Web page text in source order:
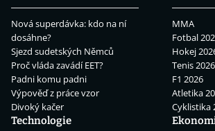
Nová superdávka: kdo na ní
dosáhne?
Sjezd sudetských Němců
Proč vláda zavádí EET?
Padni komu padni
Výpověď z práce vzor
Divoký kačer
MMA
Fotbal
Hokej
Tenis 2026
F1 2026
Atletika
Cyklistika
Technologie